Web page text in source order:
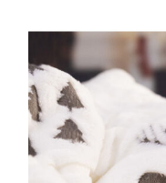
Kantoor &
Agenda's &
Agenda's